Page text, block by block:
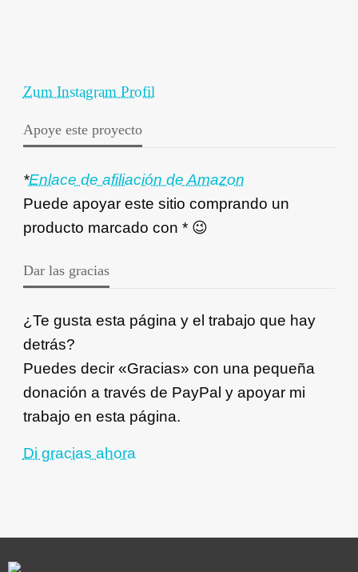
Zum Instagram Profil
Apoye este proyecto
*Enlace de afiliación de Amazon
Puede apoyar este sitio comprando un
producto marcado con * 😉
Dar las gracias
¿Te gusta esta página y el trabajo que hay
detrás?
Puedes decir «Gracias» con una pequeña
donación a través de PayPal y apoyar mi
trabajo en esta página.
Di gracias ahora